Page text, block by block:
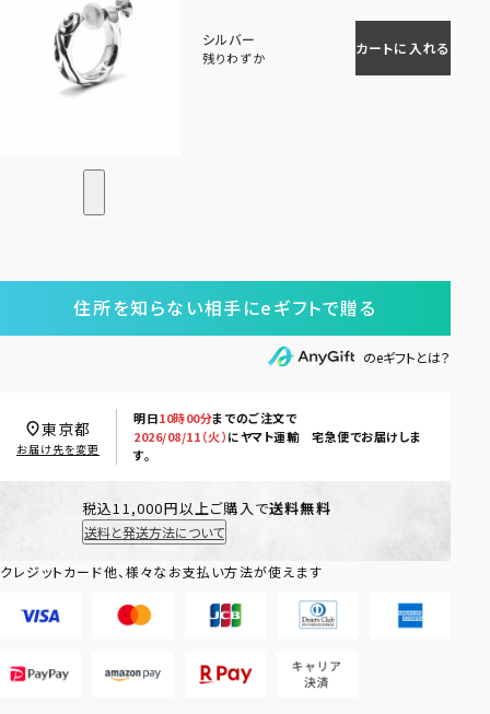
シルバー
残りわずか
カートに入れる
住所を知らない相手にeギフトで贈る
のeギフトとは？
明日10時00分までのご注文で
2026/08/11（火）にヤマト運輸 宅急便でお届けしま
す。
東京都
お届け先を変更
税込11,000円以上ご購入で送料無料
送料と発送方法について
クレジットカード他、様々なお支払い方法が使えます